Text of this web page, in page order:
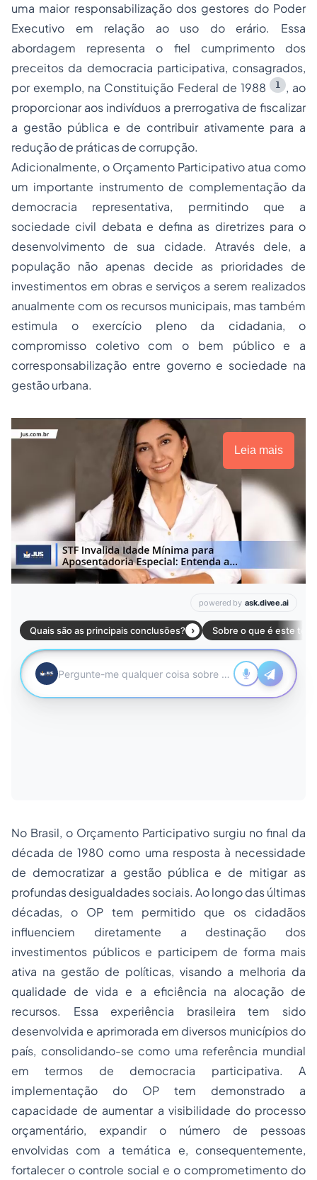
uma maior responsabilização dos gestores do Poder
Executivo em relação ao uso do erário. Essa
abordagem representa o fiel cumprimento dos
preceitos da democracia participativa, consagrados,
por exemplo, na Constituição Federal de 1988
1 , ao
proporcionar aos indivíduos a prerrogativa de fiscalizar
a gestão pública e de contribuir ativamente para a
redução de práticas de corrupção.
Adicionalmente, o Orçamento Participativo atua como
um importante instrumento de complementação da
democracia representativa, permitindo que a
sociedade civil debata e defina as diretrizes para o
desenvolvimento de sua cidade. Através dele, a
população não apenas decide as prioridades de
investimentos em obras e serviços a serem realizados
anualmente com os recursos municipais, mas também
estimula o exercício pleno da cidadania, o
compromisso coletivo com o bem público e a
corresponsabilização entre governo e sociedade na
gestão urbana.
Leia mais
No Brasil, o Orçamento Participativo surgiu no final da
década de 1980 como uma resposta à necessidade
de democratizar a gestão pública e de mitigar as
profundas desigualdades sociais. Ao longo das últimas
décadas, o OP tem permitido que os cidadãos
influenciem diretamente a destinação dos
investimentos públicos e participem de forma mais
ativa na gestão de políticas, visando a melhoria da
qualidade de vida e a eficiência na alocação de
recursos. Essa experiência brasileira tem sido
desenvolvida e aprimorada em diversos municípios do
país, consolidando-se como uma referência mundial
em termos de democracia participativa. A
implementação do OP tem demonstrado a
capacidade de aumentar a visibilidade do processo
orçamentário, expandir o número de pessoas
envolvidas com a temática e, consequentemente,
fortalecer o controle social e o comprometimento do